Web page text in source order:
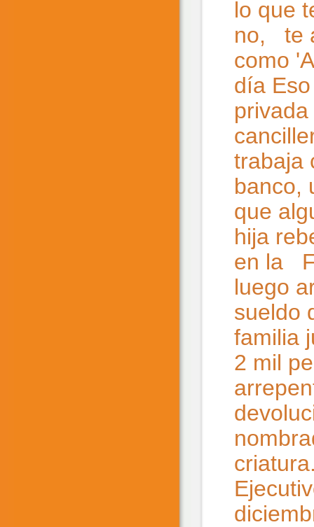
lo que
no, te
como
día
trabaja
banco,
que
hija
en la
luego
sueldo
familia
2 mil